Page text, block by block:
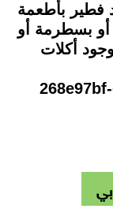
فطير بأطعمة
بسطرمة أو
أكلات